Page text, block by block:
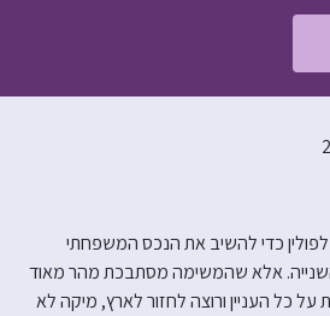
לפולין כדי להשיב את הנכס המשפחתי
אלא שהמשימה מסתבכת מהר מאוד
על כל העניין ורוצה לחזור לארץ, מיקה לא